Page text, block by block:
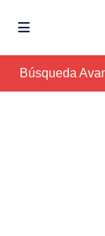
Búsqueda